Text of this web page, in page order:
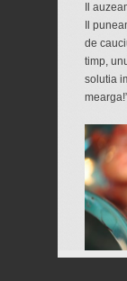
Il
Il
de
timp,
solutia